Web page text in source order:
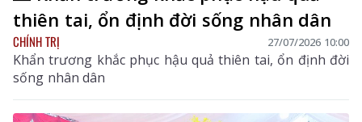
thiên tai, ổn định đời sống nhân dân
CHÍNH TRỊ 27/07/2026 10:00
Khẩn trương khắc phục hậu quả thiên tai, ổn định đời
sống nhân dân